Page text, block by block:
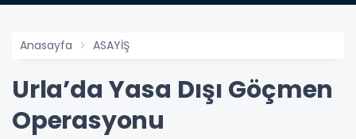
Anasayfa ASAYİŞ
Urla’da Yasa Dışı Göçmen
Operasyonu